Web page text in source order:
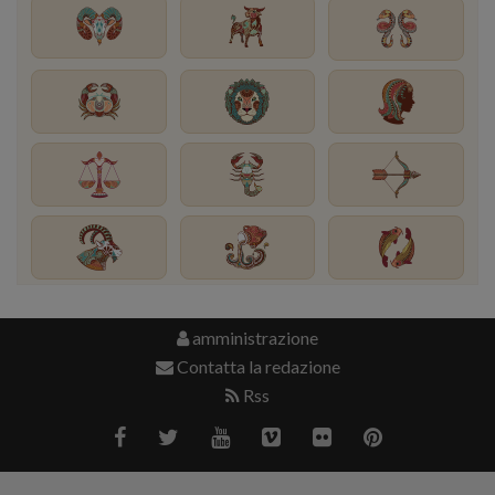
amministrazione
Contatta la redazione
Rss